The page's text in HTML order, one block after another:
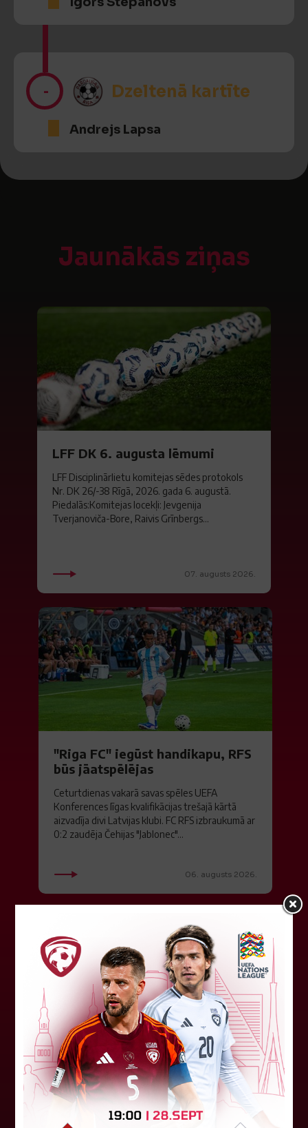
- Dzeltenā kartīte
Andrejs Lapsa
Jaunākās ziņas
LFF DK 6. augusta lēmumi
LFF Disciplinārlietu komitejas sēdes protokols
Nr. DK 26/-38 Rīgā, 2026. gada 6. augustā.
Piedalās:Komitejas locekļi: Jevgenija
Tverjanoviča-Bore, Raivis Grīnbergs...
07. augusts 2026.
"Riga FC" iegūst handikapu, RFS
būs jāatspēlējas
Ceturtdienas vakarā savas spēles UEFA
Konferences līgas kvalifikācijas trešajā kārtā
aizvadīja divi Latvijas klubi. FC RFS izbraukumā ar
0:2 zaudēja Čehijas "Jablonec"...
06. augusts 2026.
Jūlijā par labāko "LuckyBet" SFL
atzīta Keita Zviedre
Par "LuckyBet" Sieviešu futbola līgas jūnija
labāko spēlētāju atzīta FS "Metta" spēlētāja
Keita Zviedre. Uzvarētāja tika noskaidrota